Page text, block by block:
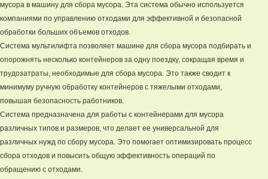
мусора в машину для сбора мусора. Эта система обычно используется
компаниями по управлению отходами для эффективной и безопасной
обработки больших объемов отходов.
Система мультилифта позволяет машине для сбора мусора подбирать и
опорожнять несколько контейнеров за одну поездку, сокращая время и
трудозатраты, необходимые для сбора мусора. Это также сводит к
минимуму ручную обработку контейнеров с тяжелыми отходами,
повышая безопасность работников.
Система предназначена для работы с контейнерами для мусора
различных типов и размеров, что делает ее универсальной для
различных нужд по сбору мусора. Это помогает оптимизировать процесс
сбора отходов и повысить общую эффективность операций по
обращению с отходами.